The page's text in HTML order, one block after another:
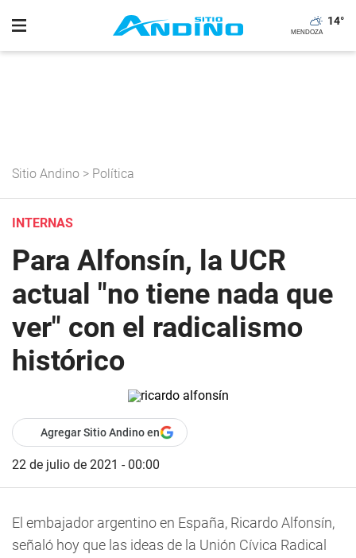
14°
Sitio Andino > Política
INTERNAS
Para Alfonsín, la UCR
actual "no tiene nada que
ver" con el radicalismo
histórico
Agregar Sitio Andino en
22 de julio de 2021 - 00:00
El embajador argentino en España, Ricardo Alfonsín,
señaló hoy que las ideas de la Unión Cívica Radical